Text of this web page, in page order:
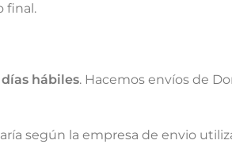
final.
hábiles. Hacemos envíos de
según la empresa de envio